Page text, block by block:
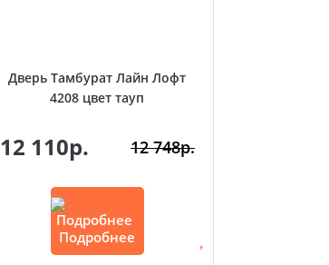
Дверь Тамбурат Лайн Лофт
4208 цвет тауп
12 110р. 12 748р.
Подробнее